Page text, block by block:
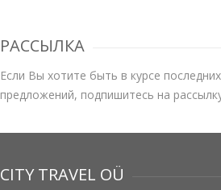
РАССЫЛКА
Если Вы хотите быть в курсе
предложений, подпишитесь на
CITY TRAVEL OÜ